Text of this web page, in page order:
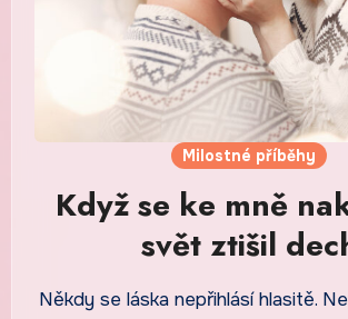
Milostné příběhy
Když se ke mně
svět ztišil
Někdy se láska nepřihlásí hlasitě.